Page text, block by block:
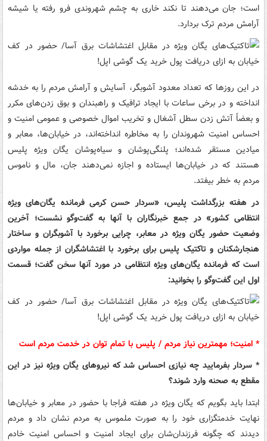
است؛ جان می‌دهند تا نکند خاری به چشم شهروندی فرو رفته یا شیشه
آرامش مردم ترک بردارد.
در این روزها که تعداد معدود آشوبگر، آسایش و آرامش مردم را به خدشه
انداخته و در برخی ساعات با ایجاد ترافیک و راهبندان و بوق زدن‌های مکرر
و بعضاً آتش زدن سطل آشغال و تخریب اموال خصوصی و عمومی امنیت و
احساس امنیت شهروندان را به مخاطره انداخته‌اند، در خیابان‌ها،‌ معابر و
میادین مستقر شده‌اند؛ پلنگی‌پوشان و سیاه‌پوشان یگان ویژه پلیس
هستند که در خیابان‌ها ایستاده و اجازه نمی‌دهند جان، مال و ناموس
مردم به خطر بیفتد.
در هفته بزرگداشت پلیس، «سردار حسن کرمی فرمانده یگان‌های ویژه
انتظامی کشور» در جمع خبرنگاران با آنها به گفت‌وگو نشست‌؛‌ آخرین
وضعیت حضور یگان ویژه در معابر، چرایی برخورد با آشوبگران و ساختار
هنجارشکنان و تاکتیک پلیس برای برخورد با اغتشاشگران از جمله مواردی
است که فرمانده یگان‌های ویژه انتظامی در مورد آنها سخن گفت؛ قسمت
اول این گفت‌وگو را بخوانید:
* امنیت؛ مهمترین نیاز مردم / پلیس با تمام توان در خدمت مردم است
* سردار بفرمایید چه نیازی احساس شد که نیروهای یگان ویژه نیز در این
مقطع به صحنه وارد شوند؟
ابتدا باید بگویم که یگان ویژه در هفته فراجا با حضور در معابر و خیابان‌ها
نهایت خدمتگزاری خود را به صورت ملموس به مردم نشان داد و مردم
دیدند که چگونه فرزندان‌شان برای ایجاد امنیت و احساس امنیت خادم